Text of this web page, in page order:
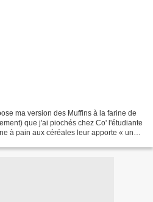
ma version des Muffins à la farine de
que j'ai piochés chez Co' l'étudiante
à pain aux céréales leur apporte « une